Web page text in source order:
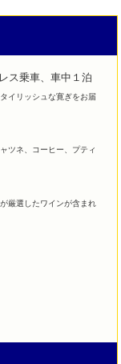
ス乗車、車中１泊
イリッシュな寛ぎをお届
ツネ、コーヒー、プティ
厳選したワインが含まれ